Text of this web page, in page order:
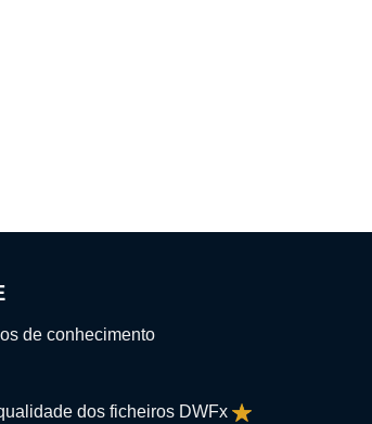
de conhecimento
dos ficheiros DWFx